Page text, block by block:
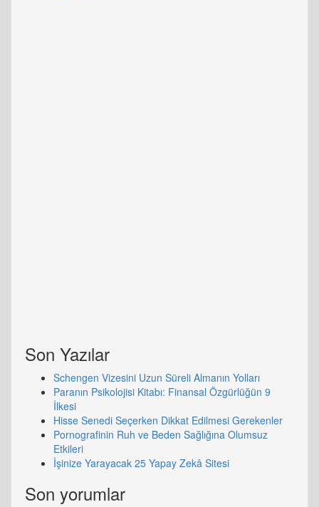
Son Yazılar
Schengen Vizesini Uzun Süreli Almanın Yolları
Paranın Psikolojisi Kitabı: Finansal Özgürlüğün 9
İlkesi
Hisse Senedi Seçerken Dikkat Edilmesi Gerekenler
Pornografinin Ruh ve Beden Sağlığına Olumsuz
Etkileri
İşinize Yarayacak 25 Yapay Zekâ Sitesi
Son yorumlar